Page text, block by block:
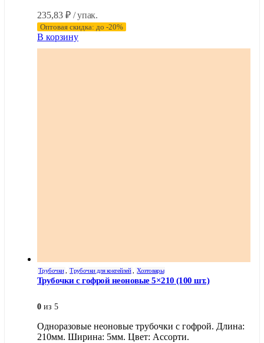
235,83 ₽ / упак.
Оптовая скидка: до -20%
В корзину
Трубочки , Трубочки для коктейлей, Хозтовары
Трубочки с гофрой неоновые 5×210 (100 шт.)
0 из 5
Одноразовые неоновые трубочки с гофрой. Длина:
210мм. Ширина: 5мм. Цвет: Ассорти.